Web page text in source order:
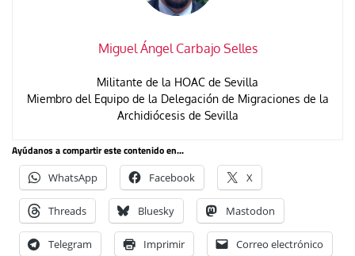
Miguel Ángel Carbajo Selles
Militante de la HOAC de Sevilla
Miembro del Equipo de la Delegación de Migraciones de la
Archidiócesis de Sevilla
Ayúdanos a compartir este contenido en...
WhatsApp Facebook X
Threads Bluesky Mastodon
Telegram Imprimir Correo electrónico